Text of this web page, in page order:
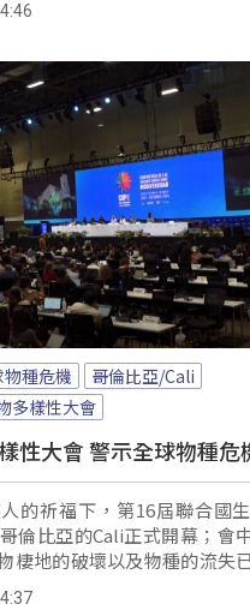
種危機
哥倫比亞/Cali
多樣性大會
性大會 警示全球物種危
的祈福下，第16屆聯合國
倫比亞的Cali正式開幕；會
棲地的破壞以及物種的流失
重新思考人類與大自然的關係